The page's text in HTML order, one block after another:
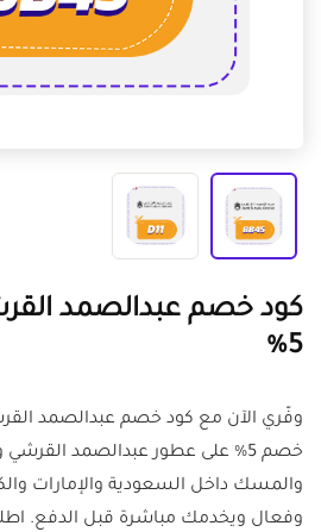
5%
خصم 5% على عطور عبدالصمد
والمسك داخل السعودية والإمارات
وفعال ويخدمك مباشرة قبل الدفع.